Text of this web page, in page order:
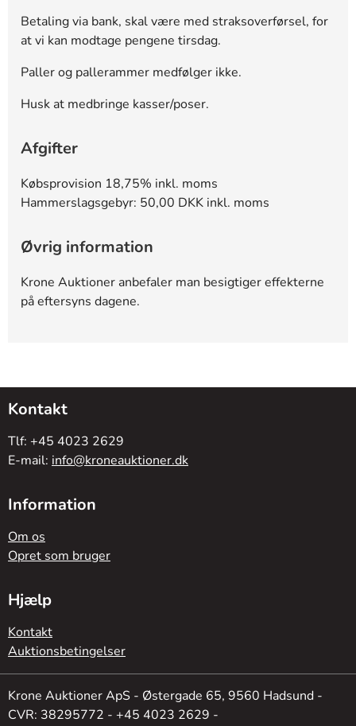
Betaling via bank, skal være med straksoverførsel, for
at vi kan modtage pengene tirsdag.
Paller og pallerammer medfølger ikke.
Husk at medbringe kasser/poser.
Afgifter
Købsprovision 18,75% inkl. moms
Hammerslagsgebyr: 50,00 DKK inkl. moms
Øvrig information
Krone Auktioner anbefaler man besigtiger effekterne
på eftersyns dagene.
Kontakt
Tlf: +45 4023 2629
E-mail: info@kroneauktioner.dk
Information
Om os
Opret som bruger
Hjælp
Kontakt
Auktionsbetingelser
Krone Auktioner ApS - Østergade 65, 9560 Hadsund -
CVR: 38295772 - +45 4023 2629 -